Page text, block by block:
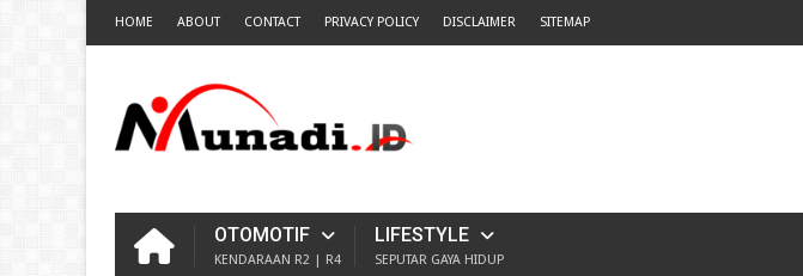
HOME ABOUT CONTACT PRIVACY POLICY DISCLAIMER SITEMAP
OTOMOTIF
KENDARAAN R2 | R4
LIFESTYLE
SEPUTAR GAYA HIDUP